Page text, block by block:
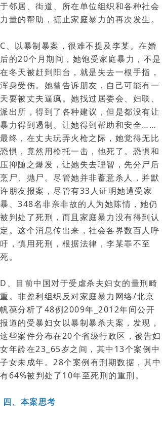
于邻居、街道、所在单位组织和各种社会
力量的帮助，扼止家庭暴力的再次发生。
C、以暴制暴案，很难不提及李某。在婚
后的20个月期间，她饱受家庭暴力，不是
在冬天被赶到阳台，就是失去一根手指，
浑身受伤。她曾告诉朋友，自己可能有一
天要被丈夫逼疯。她找过居委会、妇联、
派出所，得到了各种建议，但是都没有让
暴力得到遏制、让她得到帮助和安全……
最终，在丈夫玩弄火枪之际，她觉得无比
恐惧，竟然用枪托一击，他死了。恐惧和
压抑随之爆发，让她失去理智，先分尸后
烹尸、抛尸。尽管她并非蓄意杀人，并默
许朋友报案，尽管有33人证明她遭受家
暴、348名非亲非故的人为她陈情，她仍
被判处了死刑，而且家庭暴力没有得到认
定。这个消息传出来，社会各界数百人呼
吁，慎用死刑，根据法律，李某罪不至
死。
D、目前中国对于受虐杀夫妇女的量刑畸
重。非盈利组织反对家庭暴力网络/北京
帆葆分析了48例2009年_2012年间公开
报道的受暴妇女以暴制暴杀夫案，发现，
这些案件分布在20个省级行政区，被告妇
女年龄在23_65岁之间，其中13个案例中
子女未成年。28个案例有刑期数据，其中
有64%被判处了10年至死刑的重刑。
四、本案思考